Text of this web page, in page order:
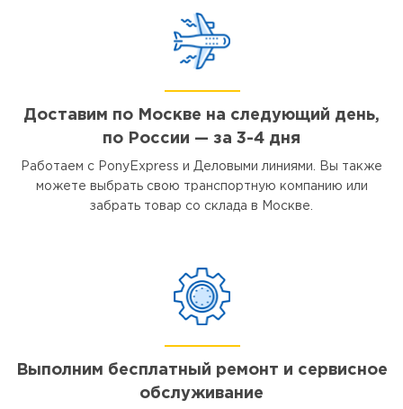
Доставим по Москве на следующий день,
по России — за 3-4 дня
Работаем с PonyExpress и Деловыми линиями. Вы также
можете выбрать свою транспортную компанию или
забрать товар со склада в Москве.
Выполним бесплатный ремонт и сервисное
обслуживание